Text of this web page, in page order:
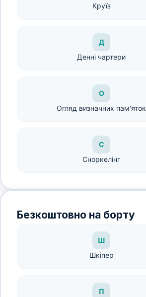
Круїз
Д
Денні чартери
О
Огляд визначних пам'яток
С
Сноркелінг
Безкоштовно на борту
Ш
Шкіпер
П